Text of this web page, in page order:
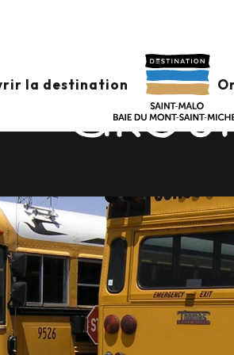
la destination
&